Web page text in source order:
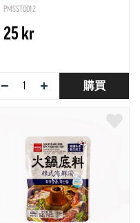
PMSST0012
25 kr
− + 購買